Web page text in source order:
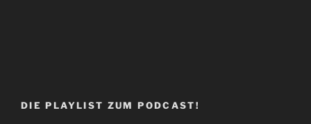
DIE PLAYLIST ZUM PODCAST!